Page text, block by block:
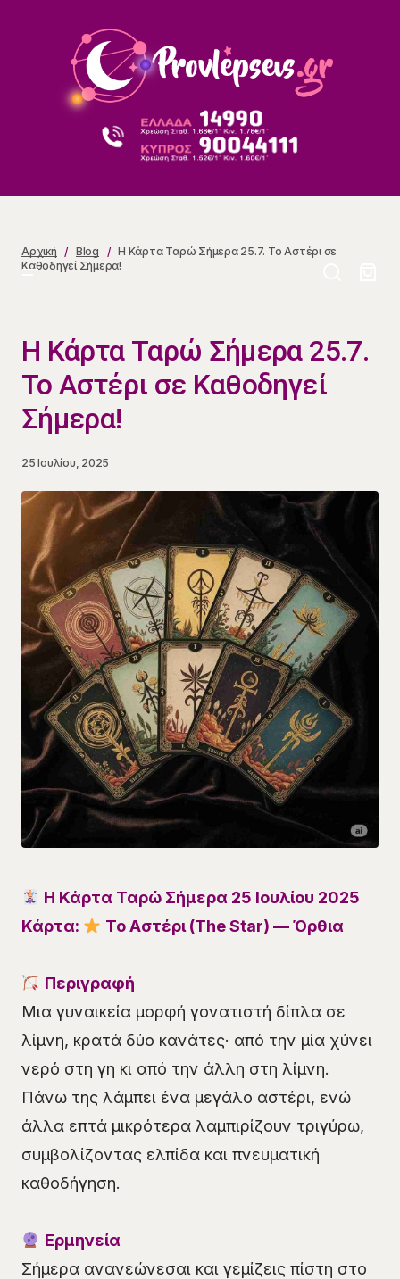
Αρχική Blog
Η Κάρτα Ταρώ Σήμερα 25.7. Το Αστέρι σε
Καθοδηγεί Σήμερα!
Η Κάρτα Ταρώ Σήμερα 25.7.
Το Αστέρι σε Καθοδηγεί
Σήμερα!
25 Ιουλίου, 2025
Η Κάρτα Ταρώ Σήμερα 25 Ιουλίου 2025
Κάρτα:
Το Αστέρι (The Star) — Όρθια
Περιγραφή
Μια γυναικεία μορφή γονατιστή δίπλα σε
λίμνη, κρατά δύο κανάτες· από την μία χύνει
νερό στη γη κι από την άλλη στη λίμνη.
Πάνω της λάμπει ένα μεγάλο αστέρι, ενώ
άλλα επτά μικρότερα λαμπιρίζουν τριγύρω,
συμβολίζοντας ελπίδα και πνευματική
καθοδήγηση.
Ερμηνεία
Σήμερα ανανεώνεσαι και γεμίζεις πίστη στο